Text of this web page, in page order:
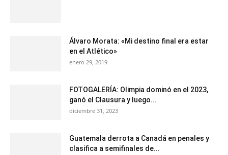
Álvaro Morata: «Mi destino final era estar
en el Atlético»
enero 29, 2019
FOTOGALERÍA: Olimpia dominó en el 2023,
ganó el Clausura y luego...
diciembre 31, 2023
Guatemala derrota a Canadá en penales y
clasifica a semifinales de...